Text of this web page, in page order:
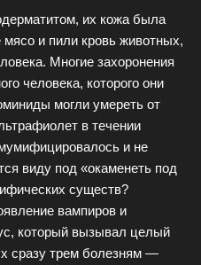
их кожа была
и пили кровь животных,
Многие захоронения
человека, которого они
могли умереть от
в течении
и не
виду под «окаменеть под
существ?
вампиров и
который вызывал целый
сразу трем болезням —